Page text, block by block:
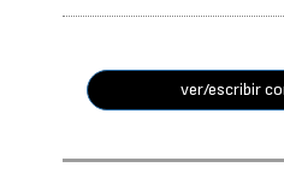
ver/escribir